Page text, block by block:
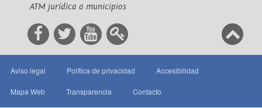
ATM jurídica a municipios
Aviso legal Política de privacidad Accesibilidad
Mapa Web Transparencia Contacto